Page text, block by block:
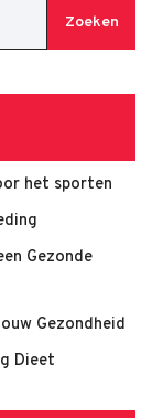
Zoeken
het sporten
Gezonde
Gezondheid
Dieet